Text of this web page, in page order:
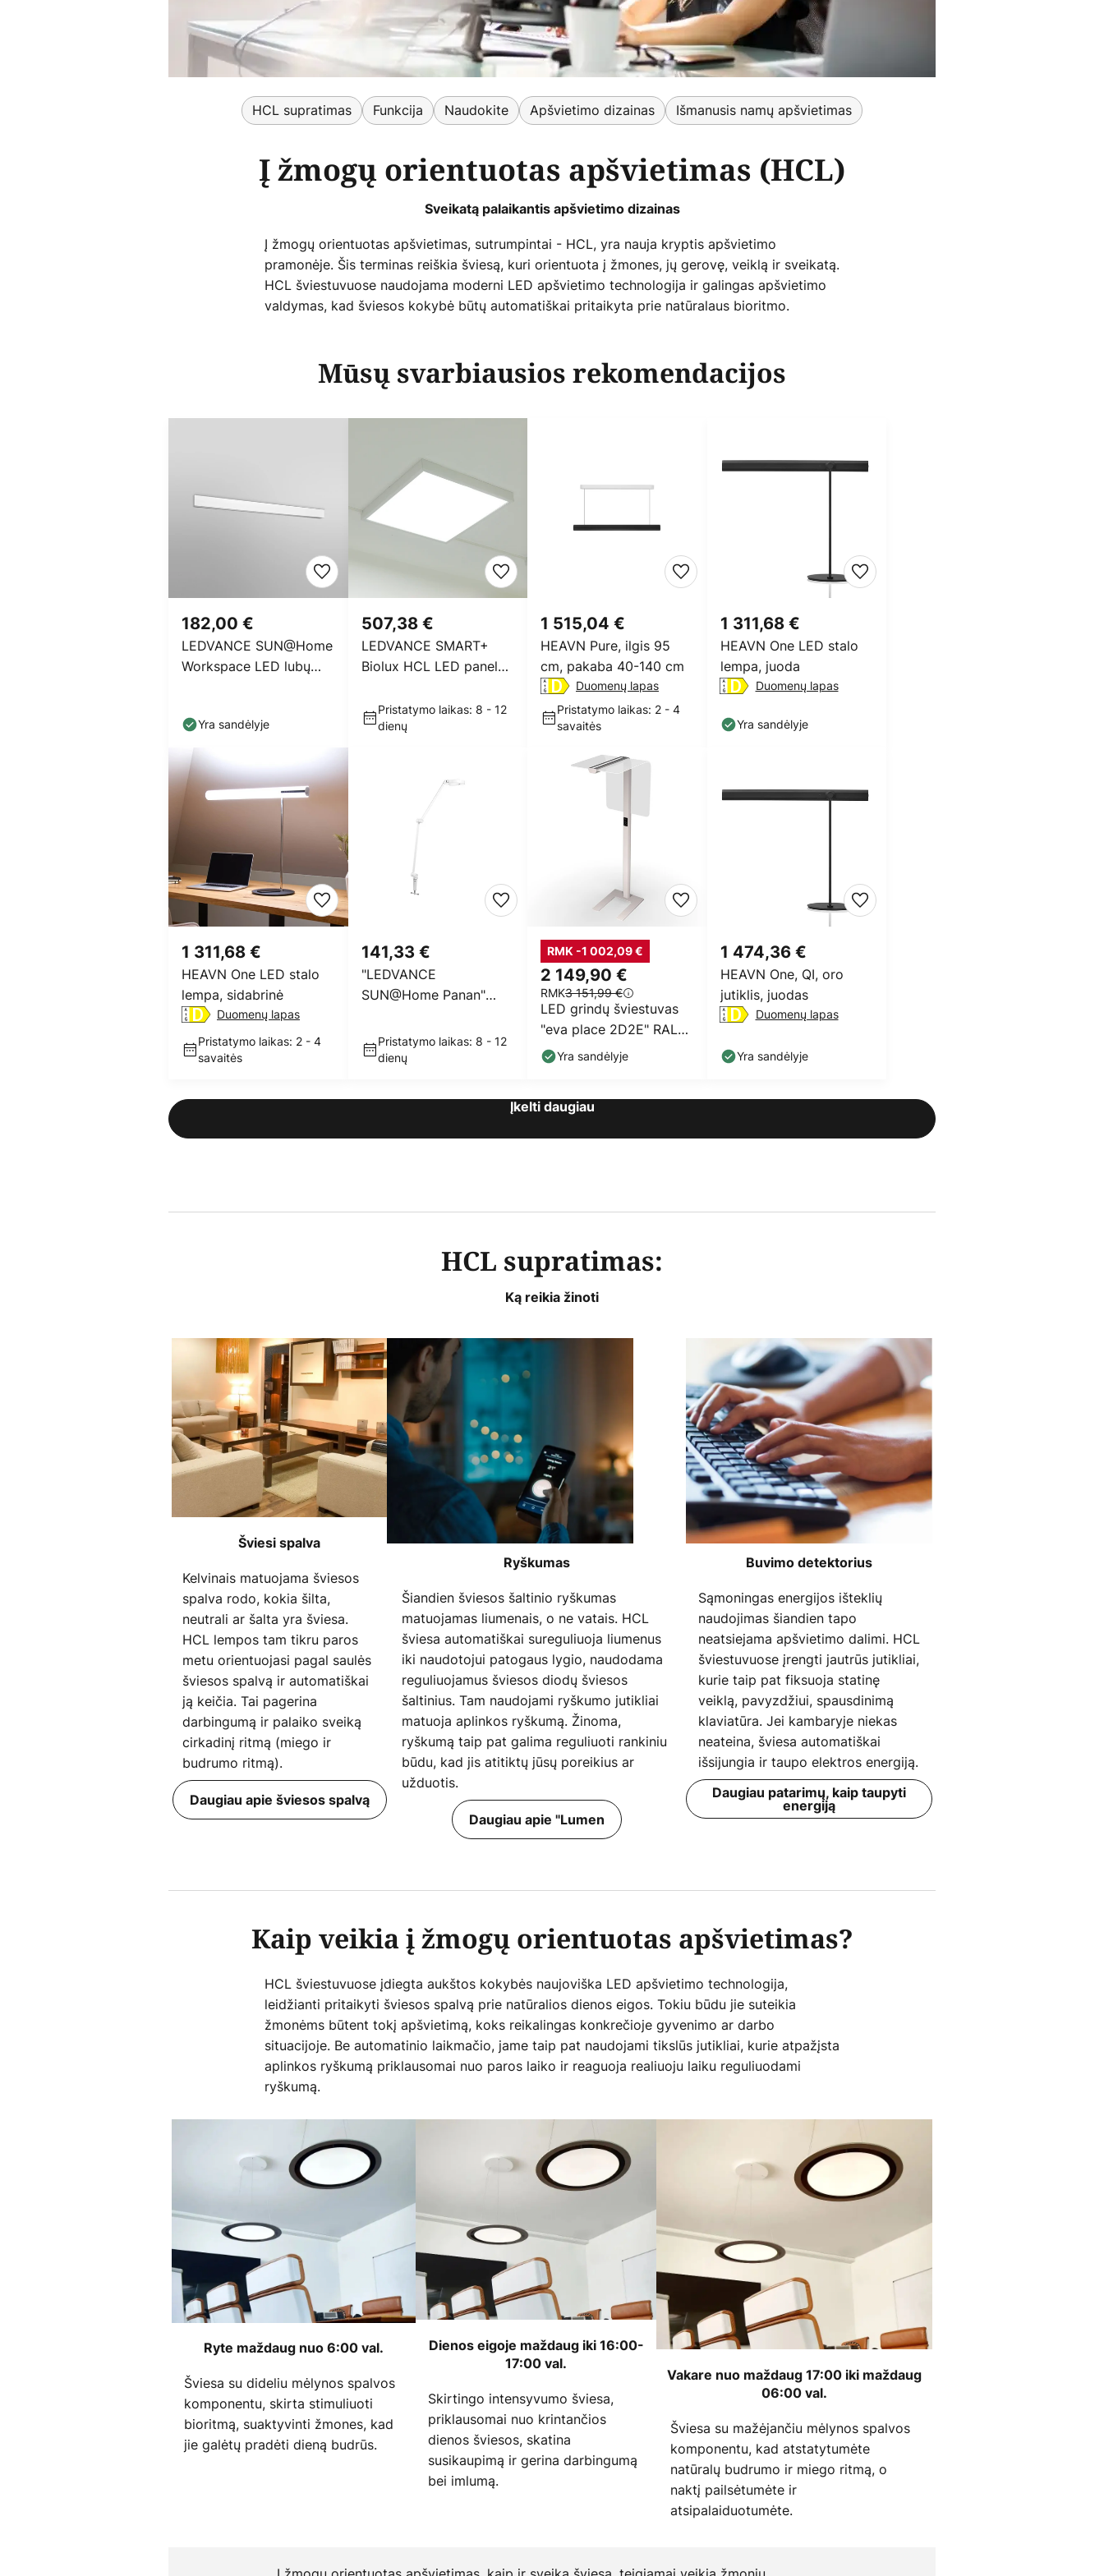
HCL supratimas Funkcija Naudokite Apšvietimo dizainas Išmanusis namų apšvietimas
Į žmogų orientuotas apšvietimas (HCL)
Sveikatą palaikantis apšvietimo dizainas
Į žmogų orientuotas apšvietimas, sutrumpintai - HCL, yra nauja kryptis apšvietimo
pramonėje. Šis terminas reiškia šviesą, kuri orientuota į žmones, jų gerovę, veiklą ir sveikatą.
HCL šviestuvuose naudojama moderni LED apšvietimo technologija ir galingas apšvietimo
valdymas, kad šviesos kokybė būtų automatiškai pritaikyta prie natūralaus bioritmo.
Mūsų svarbiausios rekomendacijos
182,00 €
LEDVANCE SUN@Home
Workspace LED lubų
Yra sandėlyje
507,38 €
LEDVANCE SMART+
Biolux HCL LED panelė
Pristatymo laikas: 8 - 12
dienų
1 515,04 €
HEAVN Pure, ilgis 95
cm, pakaba 40-140 cm
Duomenų lapas
Pristatymo laikas: 2 - 4
savaitės
1 311,68 €
HEAVN One LED stalo
lempa, juoda
Duomenų lapas
Yra sandėlyje
1 311,68 €
HEAVN One LED stalo
lempa, sidabrinė
Duomenų lapas
Pristatymo laikas: 2 - 4
savaitės
141,33 €
"LEDVANCE
SUN@Home Panan"
spaustukas, baltas
Pristatymo laikas: 8 - 12
dienų
2 149,90 €
RMK3 151,99 €
RMK -1 002,09 €
LED grindų šviestuvas
"eva place 2D2E" RAL
9016 baltos spalvos
Yra sandėlyje
1 474,36 €
HEAVN One, QI, oro
jutiklis, juodas
Duomenų lapas
Yra sandėlyje
Įkelti daugiau
HCL supratimas:
Ką reikia žinoti
Šviesi spalva
Kelvinais matuojama šviesos
spalva rodo, kokia šilta,
neutrali ar šalta yra šviesa.
HCL lempos tam tikru paros
metu orientuojasi pagal saulės
šviesos spalvą ir automatiškai
ją keičia. Tai pagerina
darbingumą ir palaiko sveiką
cirkadinį ritmą (miego ir
budrumo ritmą).
Daugiau apie šviesos spalvą
Ryškumas
Šiandien šviesos šaltinio ryškumas
matuojamas liumenais, o ne vatais. HCL
šviesa automatiškai sureguliuoja liumenus
iki naudotojui patogaus lygio, naudodama
reguliuojamus šviesos diodų šviesos
šaltinius. Tam naudojami ryškumo jutikliai
matuoja aplinkos ryškumą. Žinoma,
ryškumą taip pat galima reguliuoti rankiniu
būdu, kad jis atitiktų jūsų poreikius ar
užduotis.
Daugiau apie "Lumen
Buvimo detektorius
Sąmoningas energijos išteklių
naudojimas šiandien tapo
neatsiejama apšvietimo dalimi. HCL
šviestuvuose įrengti jautrūs jutikliai,
kurie taip pat fiksuoja statinę
veiklą, pavyzdžiui, spausdinimą
klaviatūra. Jei kambaryje niekas
neateina, šviesa automatiškai
išsijungia ir taupo elektros energiją.
Daugiau patarimų, kaip taupyti
energiją
Kaip veikia į žmogų orientuotas apšvietimas?
HCL šviestuvuose įdiegta aukštos kokybės naujoviška LED apšvietimo technologija,
leidžianti pritaikyti šviesos spalvą prie natūralios dienos eigos. Tokiu būdu jie suteikia
žmonėms būtent tokį apšvietimą, koks reikalingas konkrečioje gyvenimo ar darbo
situacijoje. Be automatinio laikmačio, jame taip pat naudojami tikslūs jutikliai, kurie atpažįsta
aplinkos ryškumą priklausomai nuo paros laiko ir reaguoja realiuoju laiku reguliuodami
ryškumą.
Ryte maždaug nuo 6:00 val.
Šviesa su dideliu mėlynos spalvos
komponentu, skirta stimuliuoti
bioritmą, suaktyvinti žmones, kad
jie galėtų pradėti dieną budrūs.
Dienos eigoje maždaug iki 16:00-
17:00 val.
Skirtingo intensyvumo šviesa,
priklausomai nuo krintančios
dienos šviesos, skatina
susikaupimą ir gerina darbingumą
bei imlumą.
Vakare nuo maždaug 17:00 iki maždaug
06:00 val.
Šviesa su mažėjančiu mėlynos spalvos
komponentu, kad atstatytumėte
natūralų budrumo ir miego ritmą, o
naktį pailsėtumėte ir
atsipalaiduotumėte.